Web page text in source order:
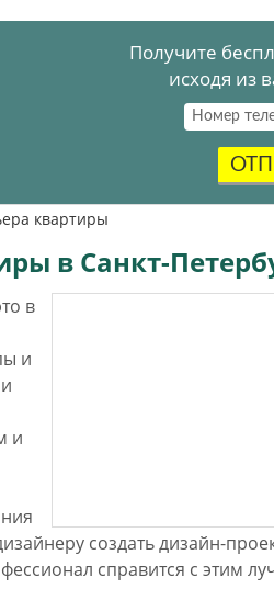
Получите
исходя из
квартиры
в Санкт-
в
и
и
создать дизайн-
справится с этим